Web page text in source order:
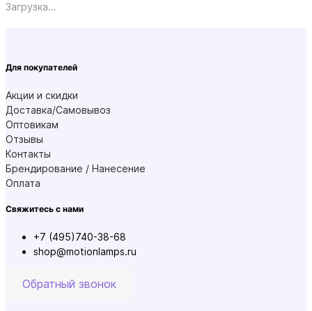
Загрузка...
Для покупателей
Акции и скидки
Доставка/Самовывоз
Оптовикам
Отзывы
Контакты
Брендирование / Нанесение
Оплата
Свяжитесь с нами
+7 (495)740-38-68
shop@motionlamps.ru
Обратный звонок